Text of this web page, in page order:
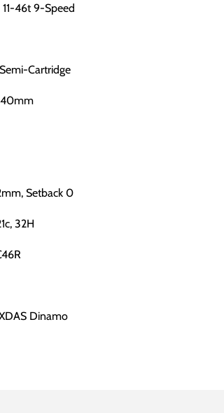
46t 9-Speed
Cartridge
Setback 0
32H
Dinamo